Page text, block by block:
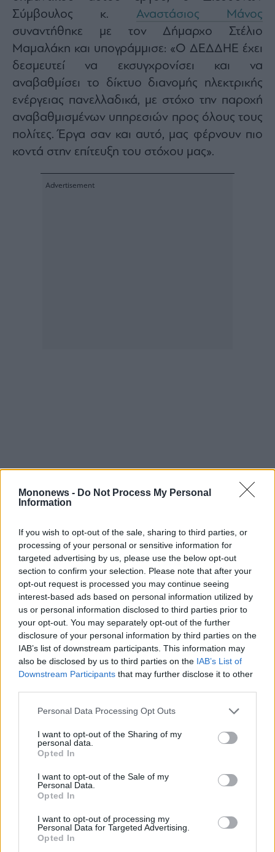
Mononews - Do Not Process My Personal
Information
If you wish to opt-out of the sale, sharing to third parties, or
processing of your personal or sensitive information for
targeted advertising by us, please use the below opt-out
section to confirm your selection. Please note that after your
opt-out request is processed you may continue seeing
interest-based ads based on personal information utilized by
us or personal information disclosed to third parties prior to
your opt-out. You may separately opt-out of the further
disclosure of your personal information by third parties on the
IAB’s list of downstream participants. This information may
also be disclosed by us to third parties on the IAB’s List of
Downstream Participants that may further disclose it to other
Personal Data Processing Opt Outs
I want to opt-out of the Sharing of my
personal data.
Opted In
I want to opt-out of the Sale of my
Personal Data.
Opted In
I want to opt-out of processing my
Personal Data for Targeted Advertising.
Opted In
Σύμβουλος κ. Αναστάσιος Μάνος
συναντήθηκε με τον Δήμαρχο Στέλιο
Μαμαλάκη και υπογράμμισε: «Ο ΔΕΔΔΗΕ έχει
δεσμευτεί να εκσυγχρονίσει και να
αναβαθμίσει το δίκτυο διανομής ηλεκτρικής
ενέργειας πανελλαδικά, με στόχο την παροχή
αναβαθμισμένων υπηρεσιών προς όλους τους
πολίτες. Έργα σαν και αυτό, μας φέρνουν πιο
κοντά στην επίτευξη του στόχου μας».
Ο Δήμαρχος κ. Σ. Μαμαλάκης από την πλευρά
του τόνισε: «Η αναβάθμιση του υποσταθμού
αποτελεί ένα πολύ σημαντικό έργο που
συμβάλει καθοριστικά στην ασφάλεια, στην
υγεία και στην ποιότητα ζωής των κατοίκων
της πόλης μας».
Διαβάστε επίσης
Παιδικοί σταθμοί: Πόσα παιδιά θα λάβουν
voucher – Τα αποτελέσματα